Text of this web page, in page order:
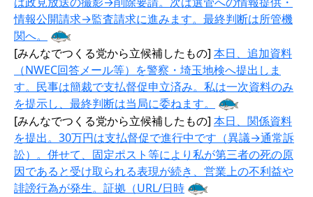
情報公開請求→監査請求に進みます。最終判断は所管機
関へ。
[みんなでつくる党から立候補したもの] 本日、追加資料
（NWEC回答メール等）を警察・埼玉地検へ提出しま
す。民事は簡裁で支払督促申立済み。私は一次資料のみ
を提示し、最終判断は当局に委ねます。
[みんなでつくる党から立候補したもの] 本日、関係資料
を提出。30万円は支払督促で進行中です（異議→通常訴
訟）。併せて、固定ポスト等により私が第三者の死の原
因であると受け取られる表現が続き、営業上の不利益や
誹謗行為が発生。証拠（URL/日時